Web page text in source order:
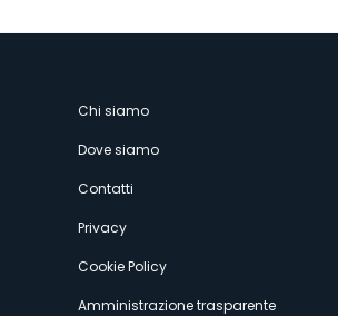
Menù
Chi siamo
Dove siamo
Contatti
Privacy
Cookie Policy
Amministrazione trasparente